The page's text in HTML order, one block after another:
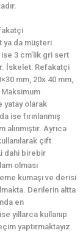
ya da müşteri
3 cm’lik gri sert
İskelet: Refakatçi
mm, 20x 40 mm,
Maksimum
yatay olarak
ise fırınlanmış
Ayrıca
çift
dahi birebir
olması
kumaşı ve derisi
Derilerin altta
en
yıllarca kullanıp
yaptırmaktayız.